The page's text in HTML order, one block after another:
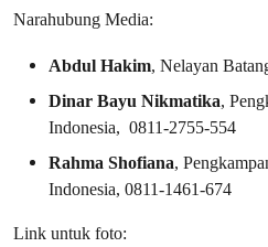
Narahubung Media:
Abdul Hakim, Nelayan
Dinar Bayu Nikmatika,
Indonesia, 0811-2755-554
Rahma Shofiana,
Indonesia, 0811-1461-674
Link untuk foto: